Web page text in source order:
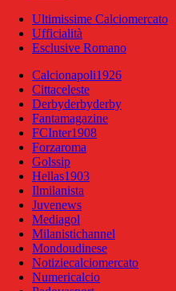
Ultimissime Calciomercato
Ufficialità
Esclusive Romano
Calcionapoli1926
Cittaceleste
Derbyderbyderby
Fantamagazine
FCInter1908
Forzaroma
Golssip
Hellas1903
Ilmilanista
Juvenews
Mediagol
Milanistichannel
Mondoudinese
Notiziecalciomercato
Numericalcio